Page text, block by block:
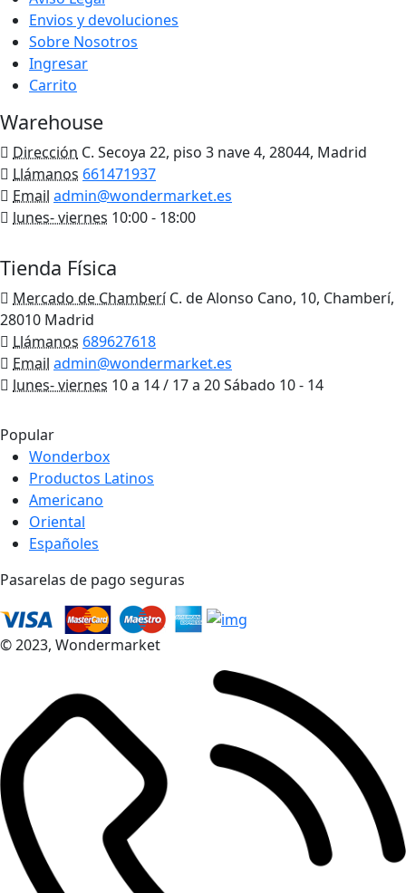
Envios y devoluciones
Sobre Nosotros
Ingresar
Carrito
Warehouse
Dirección C. Secoya 22, piso 3 nave 4, 28044, Madrid
Llámanos 661471937
Email admin@wondermarket.es
lunes- viernes 10:00 - 18:00
Tienda Física
Mercado de Chamberí C. de Alonso Cano, 10, Chamberí,
28010 Madrid
Llámanos 689627618
Email admin@wondermarket.es
lunes- viernes 10 a 14 / 17 a 20 Sábado 10 - 14
Popular
Wonderbox
Productos Latinos
Americano
Oriental
Españoles
Pasarelas de pago seguras
© 2023, Wondermarket